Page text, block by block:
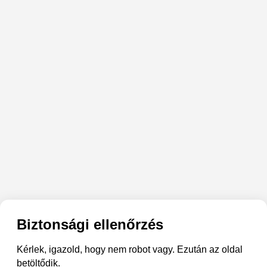
Biztonsági ellenőrzés
Kérlek, igazold, hogy nem robot vagy. Ezután az oldal
betöltődik.